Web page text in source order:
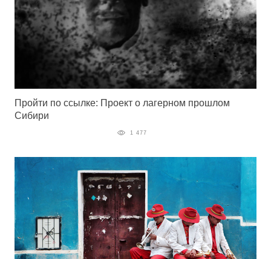
Пройти по ссылке: Проект о лагерном прошлом
Сибири
1 477